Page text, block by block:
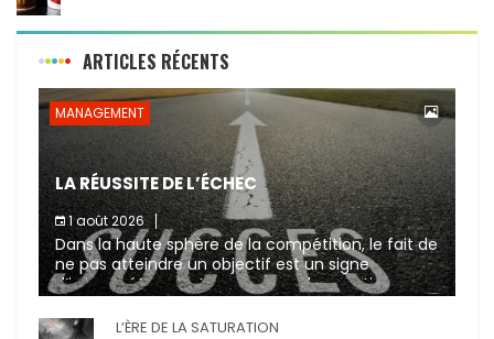
ARTICLES RÉCENTS
MANAGEMENT
LA RÉUSSITE DE L’ÉCHEC
1 août 2026
Dans la haute sphère de la compétition, le fait de
ne pas atteindre un objectif est un signe
d’incompétence et une source de sanctions
diverses (avertissement, […]
L’ÈRE DE LA SATURATION